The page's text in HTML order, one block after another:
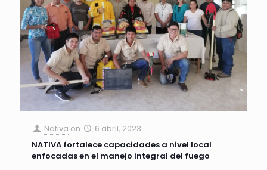
Nativa on
6 abril, 2023
NATIVA fortalece capacidades a nivel local
enfocadas en el manejo integral del fuego